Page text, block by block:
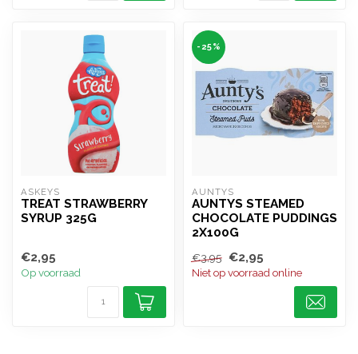
ASKEYS
TREAT STRAWBERRY
SYRUP 325G
€2,95
Op voorraad
-25%
AUNTYS
AUNTYS STEAMED
CHOCOLATE PUDDINGS
2X100G
€3,95 €2,95
Niet op voorraad online